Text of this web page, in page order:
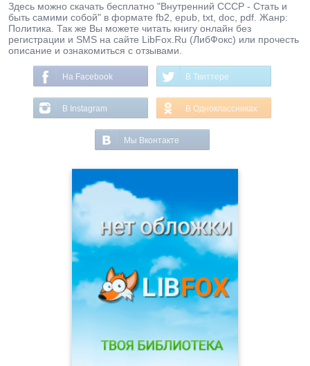
Здесь можно скачать бесплатно "Внутренний СССР - Стать и
быть самими собой" в формате fb2, epub, txt, doc, pdf. Жанр:
Политика. Так же Вы можете читать книгу онлайн без
регистрации и SMS на сайте LibFox.Ru (ЛибФокс) или прочесть
описание и ознакомиться с отзывами.
На Facebook В Твиттере
В Instagram В Одноклассниках
Мы Вконтакте